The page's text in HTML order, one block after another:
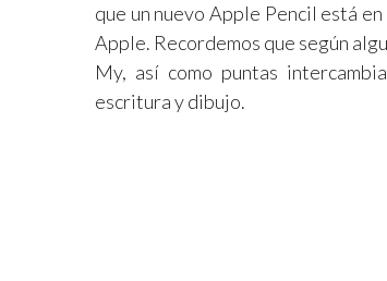
que un nuevo Apple Pencil está
Apple. Recordemos que según
My, así como puntas
escritura y dibujo.